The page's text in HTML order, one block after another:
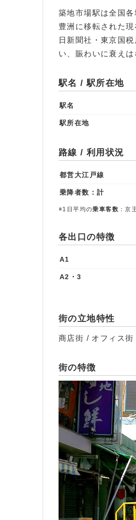
築地市場駅は全国
豊洲に移転された
日新聞社・東京国
い、賑わいに衰え
駅名 / 駅所在地
駅名
駅所在地
路線 / 利用状況
都営大江戸線
乗降者数：計
※1日平均の乗車客数 ：京
各出口の特徴
A1
A2・3
街の立地特性
商店街 / オフィス街
街の特徴